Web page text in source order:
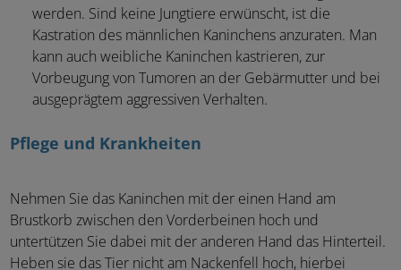
werden. Sind keine Jungtiere erwünscht, ist die
Kastration des männlichen Kaninchens anzuraten. Man
kann auch weibliche Kaninchen kastrieren, zur
Vorbeugung von Tumoren an der Gebärmutter und bei
ausgeprägtem aggressiven Verhalten.
Pflege und Krankheiten
Nehmen Sie das Kaninchen mit der einen Hand am
Brustkorb zwischen den Vorderbeinen hoch und
untertützen Sie dabei mit der anderen Hand das Hinterteil.
Heben sie das Tier nicht am Nackenfell hoch, hierbei